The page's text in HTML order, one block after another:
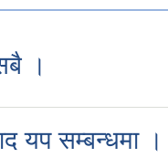
।
यप सम्बन्धमा